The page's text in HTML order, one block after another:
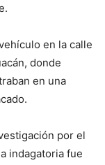
en la calle
donde
en una
por el
indagatoria fue